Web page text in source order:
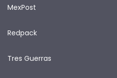
MexPost
Redpack
Tres Guerras